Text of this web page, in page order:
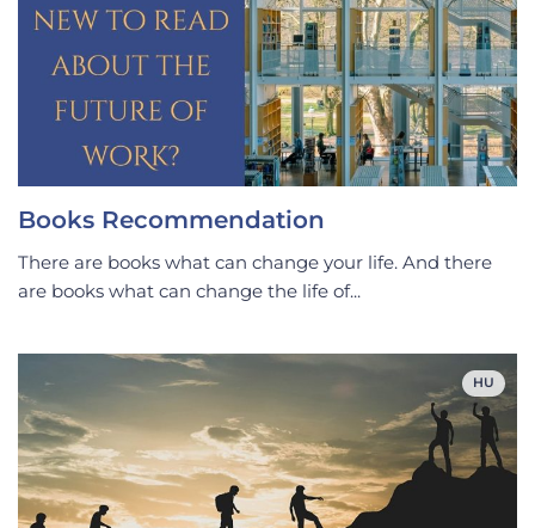
Books Recommendation
There are books what can change your life. And there
are books what can change the life of...
HU